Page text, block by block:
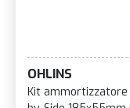
OHLINS
Kit ammortizzatore